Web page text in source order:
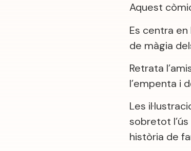
Aquest
Es centra
de màgia
Retrata
l’empenta i
Les
sobretot
història de